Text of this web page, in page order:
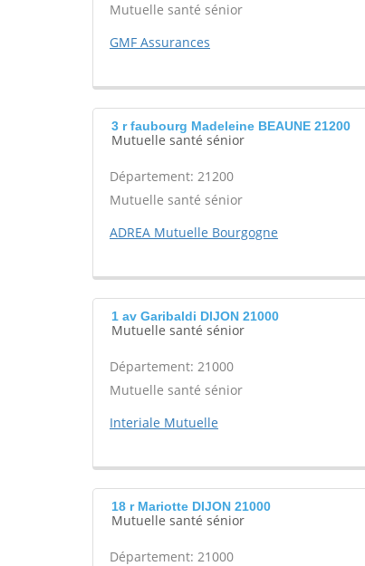
Mutuelle santé sénior
GMF Assurances
3 r faubourg Madeleine BEAUNE 21200
Mutuelle santé sénior
Département: 21200
Mutuelle santé sénior
ADREA Mutuelle Bourgogne
1 av Garibaldi DIJON 21000
Mutuelle santé sénior
Département: 21000
Mutuelle santé sénior
Interiale Mutuelle
18 r Mariotte DIJON 21000
Mutuelle santé sénior
Département: 21000